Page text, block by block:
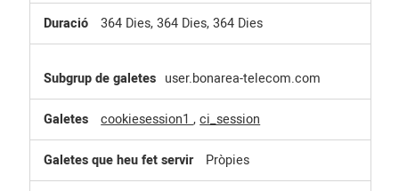
364 Dies, 364 Dies, 364 Dies
user.bonarea-telecom.com
cookiesession1,ci_session
Pròpies